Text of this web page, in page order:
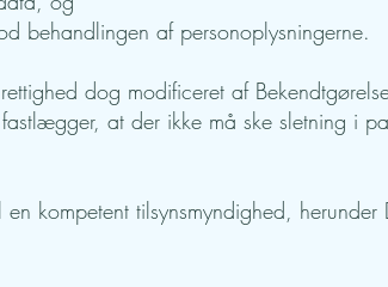
behandlingen af personoplysningerne.
dog modificeret af
at der ikke må ske sletning i
kompetent tilsynsmyndighed, herunder